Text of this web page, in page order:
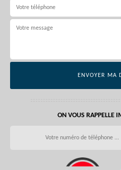
ON VOUS RAPPELLE